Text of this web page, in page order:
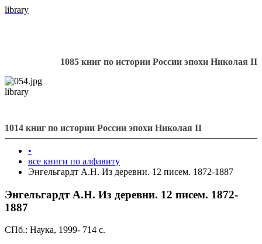
library
1085 книг по истории России эпохи Николая II
library
1014 книг по истории России эпохи Николая II
•
все книги по алфавиту
Энгельгардт А.Н. Из деревни. 12 писем. 1872-1887
Энгельгардт А.Н. Из деревни. 12 писем. 1872-
1887
СПб.: Наука, 1999- 714 с.